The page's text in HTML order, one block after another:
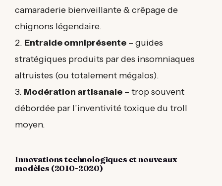
camaraderie bienveillante & crêpage de
chignons légendaire.
2. Entraide omniprésente – guides
stratégiques produits par des insomniaques
altruistes (ou totalement mégalos).
3. Modération artisanale – trop souvent
débordée par l’inventivité toxique du troll
moyen.
Innovations technologiques et nouveaux
modèles (2010-2020)